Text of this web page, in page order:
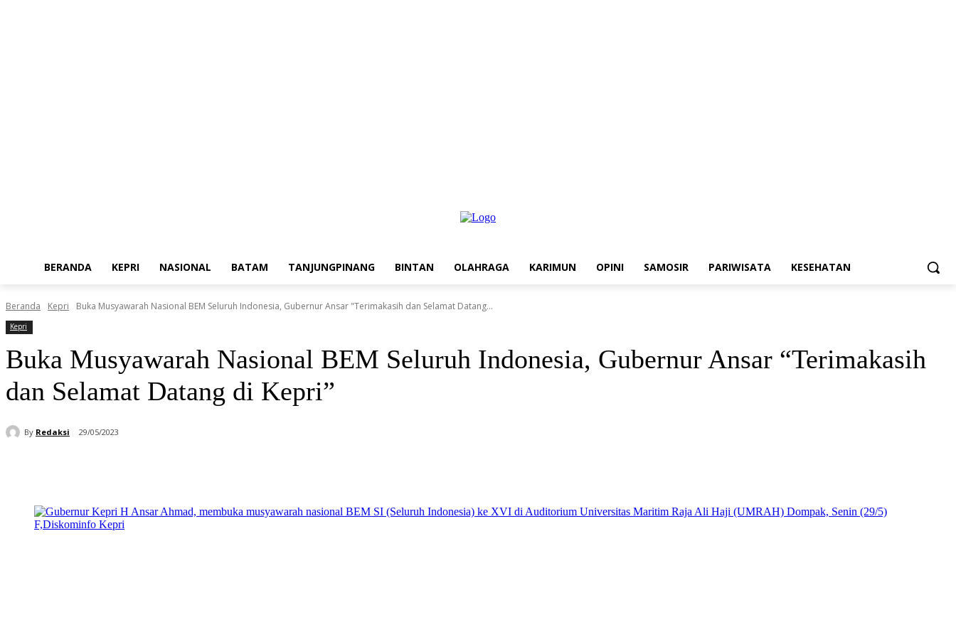
BERANDA KEPRI NASIONAL BATAM TANJUNGPINANG BINTAN OLAHRAGA KARIMUN OPINI SAMOSIR PARIWISATA KESEHATAN
Beranda Kepri Buka Musyawarah Nasional BEM Seluruh Indonesia, Gubernur Ansar "Terimakasih dan Selamat Datang...
Kepri
Buka Musyawarah Nasional BEM Seluruh Indonesia, Gubernur Ansar “Terimakasih
dan Selamat Datang di Kepri”
By Redaksi 29/05/2023